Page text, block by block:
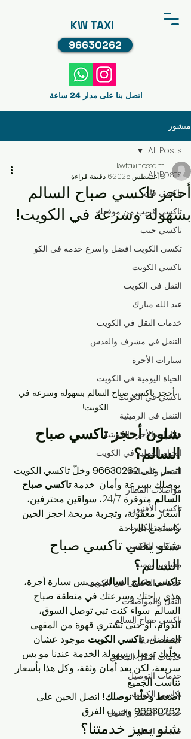
KW TAXI
96630262
اتصل بنا على مدار 24 ساعة
منشور
All Posts
تاكسي فان
تاكسي قريب من موقعك
تاكسي جيب
تكسي الكويت افضل واسرع خدمه في الكو
تاكسي الكويت
النقل في الكويت
عبد الله مبارك
خدمات النقل في الكويت
التنقل في مشرف والقدس
سيارات الأجرة
الحياة اليومية في الكويت
تاكسي في الكويت
التنقل في الرميثية
سيارات الأجرة الكويتية
الحياة العملية في الكويت
السفر والسياحة
مواصلات المطار
تاكسي الأفنيوز
تكسيات الكويت
شركات التاكسي
مشاوير يومية
خدمات التاكسي في الكويت
النقل والمواصلات
تاكسي صباح السالم
توصيل سريع
خدمات النقل المحلي
خدمات التوصيل
تكاسي الكويت
خدمات السفر والتنقل
خدمات النقل
All Posts
أحجز تاكسي صباح السالم
بسهولة وسرعة في الكويت!
kwtaxihossam
8 أغسطس 2025
6 دقيقة قراءة
أحجز تاكسي صباح السالم بسهولة وسرعة في
الكويت!
شلون أحجز تاكسي صباح
السالم؟
اتصل على 96630262 وخلّ تاكسي الكويت
يوصلك بسرعة وأمان! خدمة تاكسي صباح
السالم
متوفرة 24/7، سواقين محترفين،
أسعار معقولة، وتجربة مريحة. احجز الحين
واستمتع بالراحة!
شنو يعني تاكسي صباح
السالم؟
تاكسي صباح السالم مو بس سيارة أجرة،
هذي راحتك وسرعتك في منطقة صباح
السالم! سواء كنت تبي توصل السوق،
الدوام، أو حتى تشتري قهوة من المقهى
المفضل، تاكسي الكويت موجود عشان
يخلّيك توصل بسهولة. الخدمة عندنا مو بس
سريعة، لكن بعد أمان وثقة، وكل هذا بأسعار
تناسب الجميع.
اضغط وخلّنا نوصلك! اتصل الحين على
96630262 وجرب الفرق.
شنو يميز خدمتنا؟